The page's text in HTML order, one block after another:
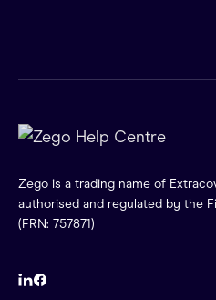
Zego is a trading name of
authorised and regulated by the
(FRN: 757871)